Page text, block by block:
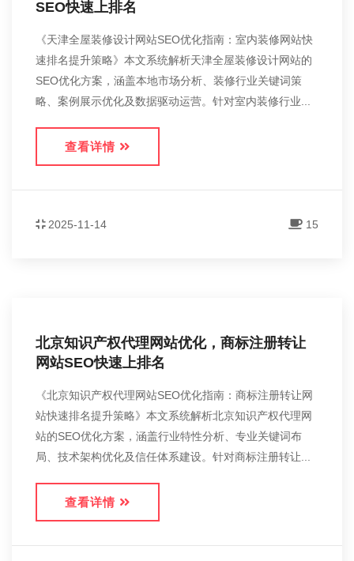
SEO快速上排名
《天津全屋装修设计网站SEO优化指南：室内装修网站快
速排名提升策略》本文系统解析天津全屋装修设计网站的
SEO优化方案，涵盖本地市场分析、装修行业关键词策
略、案例展示优化及数据驱动运营。针对室内装修行业...
查看详情
2025-11-14 15
北京知识产权代理网站优化，商标注册转让
网站SEO快速上排名
《北京知识产权代理网站SEO优化指南：商标注册转让网
站快速排名提升策略》本文系统解析北京知识产权代理网
站的SEO优化方案，涵盖行业特性分析、专业关键词布
局、技术架构优化及信任体系建设。针对商标注册转让...
查看详情